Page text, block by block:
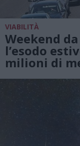
VIABILITÀ
Weekend
l’esodo
milioni di